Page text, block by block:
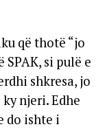
që thotë “jo
SPAK, si pulë e
shkresa, jo
njeri. Edhe
do ishte i